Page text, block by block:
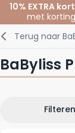
Verzorging
Haarkleuring
Haarmode
In de Salon
Kleuren
Permanenten
Elektrisch
Tanning
Lippen
Accessoires
SALE
10% EXTRA
met
Terug naar
BaByliss
Filteren